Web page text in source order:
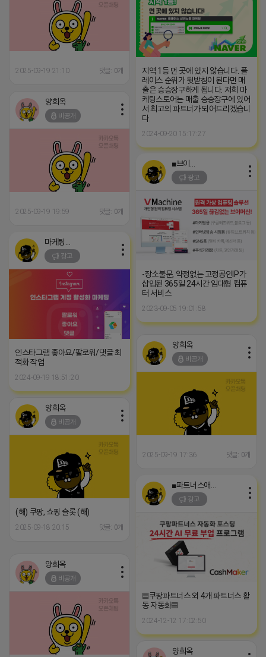
2025-09-19 21:10 댓글: 0개
지역 1등 먼 곳에 있지 않습니다. 플
레이스 순위가 뒷받침이 된다면 매
출은 승승장구하게 됩니다. 저희 마
케팅스토어는 매출 승승장구에 있어
서 최고의 파트너가 되어드리겠습니
다.
2024-09-20 15:17:27
양희옥
비공개
2025-09-19 19:59 댓글: 0개
광고
-장소불문, 약정없는 고정공인IP가
삽입된 365일 24시간 임대형 컴퓨
터 서비스
2023-09-05 19:01:58
광고
인스타그램 좋아요/팔로워/댓글 최
적화 작업
2024-09-19 18:51:20
양희옥
비공개
2025-09-19 17:36 댓글: 0개
양희옥
비공개
(해) 쿠팡, 쇼핑 슬롯 (해)
2025-09-18 20:15 댓글: 0개
광고
▤쿠팡파트너스 외 4개 파트너스 활
동 자동화▤
2024-12-12 17:02:50
양희옥
비공개
양희옥